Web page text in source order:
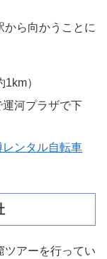
から向かうことに
）
運河プラザで下
レンタル自転車
ツアーを行ってい